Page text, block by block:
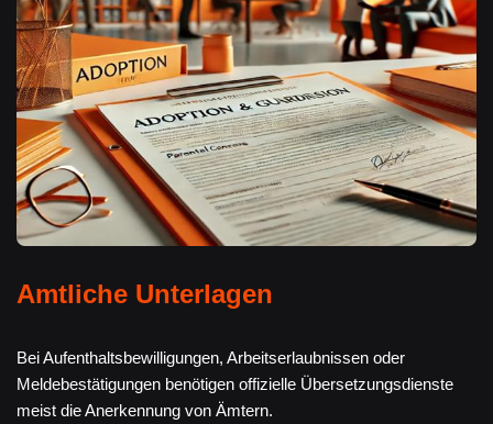
Amtliche Unterlagen
Bei Aufenthaltsbewilligungen, Arbeitserlaubnissen oder
Meldebestätigungen benötigen offizielle Übersetzungsdienste
meist die Anerkennung von Ämtern.